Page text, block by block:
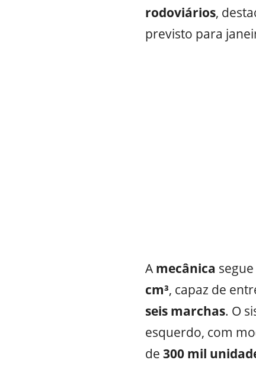
rodoviários,
previsto para
Amecânica
cm³, capaz de
seis marchas. O
esquerdo, com
de 300 mil